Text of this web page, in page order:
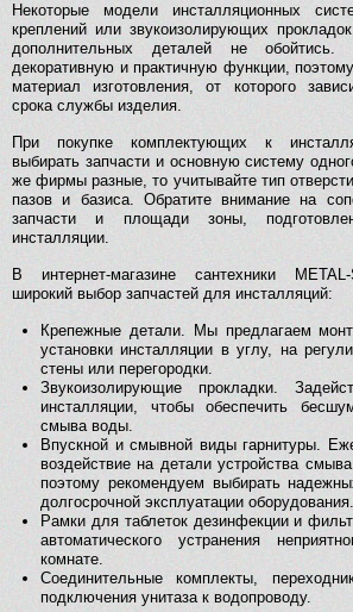
Некоторые модели инсталляционных
креплений или звукоизолирующих
дополнительных деталей не обойтись.
декоративную и практичную функции,
материал изготовления, от которого
срока службы изделия.
При покупке комплектующих к
выбирать запчасти и основную систему
же фирмы разные, то учитывайте тип
пазов и базиса. Обратите внимание на
запчасти и площади зоны,
инсталляции.
В интернет-магазине сантехники
широкий выбор запчастей для инсталляций:
Крепежные детали. Мы предлагаем
установки инсталляции в углу, на
стены или перегородки.
Звукоизолирующие прокладки.
инсталляции, чтобы обеспечить
смыва воды.
Впускной и смывной виды гарнитуры.
воздействие на детали устройства
поэтому рекомендуем выбирать
долгосрочной эксплуатации оборудования.
Рамки для таблеток дезинфекции и
автоматического устранения
комнате.
Соединительные комплекты,
подключения унитаза к водопроводу.